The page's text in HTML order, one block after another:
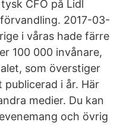
CFO på Lidl
2017-03-
i våras hade färre
100 000 invånare,
som överstiger
i år. Här
medier. Du kan
och övrig